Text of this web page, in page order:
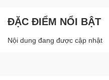
ĐẶC ĐIỂM NỔI BẬT
Nội dung đang được cập nhật